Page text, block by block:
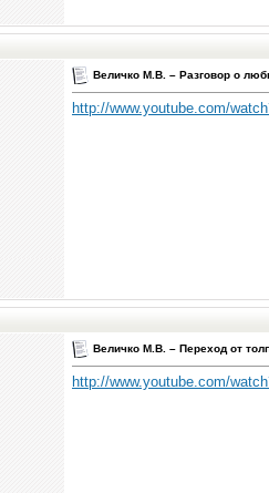
Величко М.В. – Разговор о
http://www.youtube.com/
Величко М.В. – Переход от
http://www.youtube.com/